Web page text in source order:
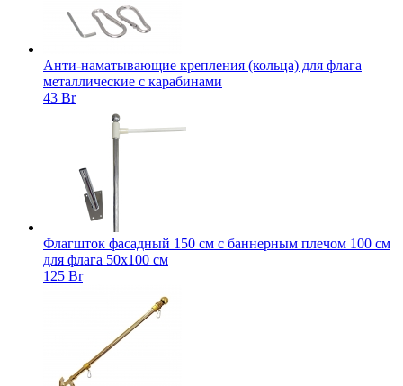
Анти-наматывающие крепления (кольца) для флага
металлические с карабинами
43 Br
Флагшток фасадный 150 см с баннерным плечом 100 см
для флага 50х100 см
125 Br